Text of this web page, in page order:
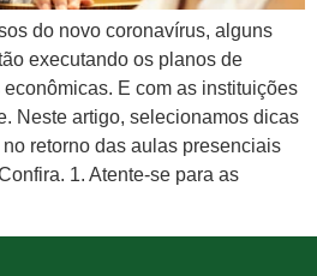
do novo coronavírus, alguns
executando os planos de
E com as instituições
Neste artigo, selecionamos dicas
retorno das aulas presenciais
1. Atente-se para as